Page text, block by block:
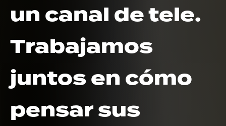
un canal de tele.
Trabajamos
juntos en cómo
pensar sus